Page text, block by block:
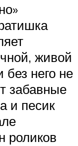
живой
него не
забавные
и песик
роликов